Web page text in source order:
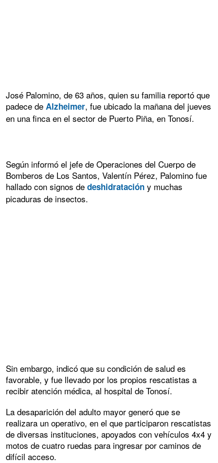
José Palomino, de 63 años, quien su familia reportó que
padece de Alzheimer, fue ubicado la mañana del jueves
en una finca en el sector de Puerto Piña, en Tonosí.
Según informó el jefe de Operaciones del Cuerpo de
Bomberos de Los Santos, Valentín Pérez, Palomino fue
hallado con signos de deshidratación y muchas
picaduras de insectos.
Sin embargo, indicó que su condición de salud es
favorable, y fue llevado por los propios rescatistas a
recibir atención médica, al hospital de Tonosí.
La desaparición del adulto mayor generó que se
realizara un operativo, en el que participaron rescatistas
de diversas instituciones, apoyados con vehículos 4x4 y
motos de cuatro ruedas para ingresar por caminos de
difícil acceso.